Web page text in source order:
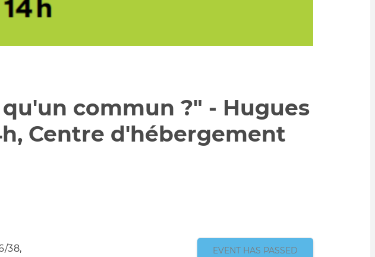
commun ?" - Hugues
Centre d'hébergement
38,
EVENT HAS PASSED